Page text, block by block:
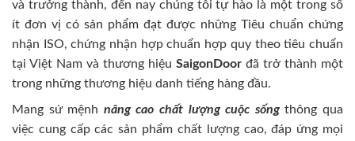
và trưởng thành, đến nay chúng tôi tự hào là một trong số
ít đơn vị có sản phẩm đạt được những Tiêu chuẩn chứng
nhận ISO, chứng nhận hợp chuẩn hợp quy theo tiêu chuẩn
tại Việt Nam và thương hiệu SaigonDoor đã trở thành một
trong những thương hiệu danh tiếng hàng đầu.
Mang sứ mệnh nâng cao chất lượng cuộc sốngthông qua
việc cung cấp các sản phẩm chất lượng cao, đáp ứng mọi